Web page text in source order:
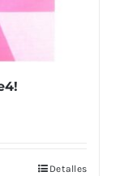
Detalles